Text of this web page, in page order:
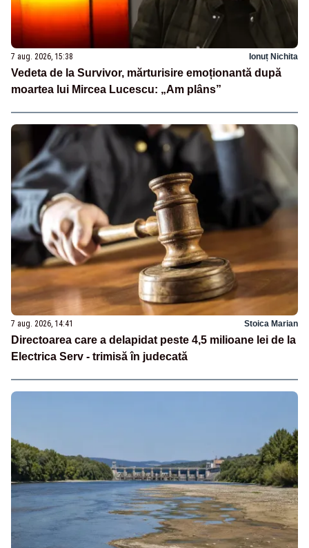
7 aug. 2026, 15:38 Ionuț Nichita
Vedeta de la Survivor, mărturisire emoționantă după
moartea lui Mircea Lucescu: „Am plâns”
7 aug. 2026, 14:41 Stoica Marian
Directoarea care a delapidat peste 4,5 milioane lei de la
Electrica Serv - trimisă în judecată